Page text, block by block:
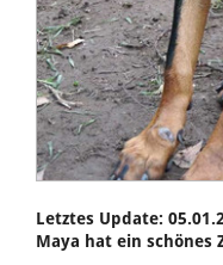
Letztes Update:
Maya hat ein schönes